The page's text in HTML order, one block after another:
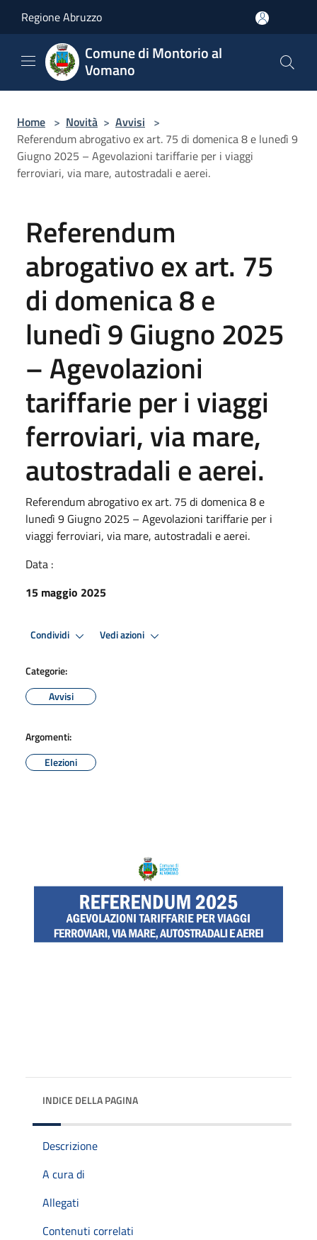
Regione Abruzzo
Comune di Montorio al
Vomano
Home > Novità > Avvisi >
Referendum abrogativo ex art. 75 di domenica 8 e lunedì 9
Giugno 2025 – Agevolazioni tariffarie per i viaggi
ferroviari, via mare, autostradali e aerei.
Referendum
abrogativo ex art. 75
di domenica 8 e
lunedì 9 Giugno 2025
– Agevolazioni
tariffarie per i viaggi
ferroviari, via mare,
autostradali e aerei.
Referendum abrogativo ex art. 75 di domenica 8 e
lunedì 9 Giugno 2025 – Agevolazioni tariffarie per i
viaggi ferroviari, via mare, autostradali e aerei.
Data :
15 maggio 2025
Condividi Vedi azioni
Categorie:
Avvisi
Argomenti:
Elezioni
INDICE DELLA PAGINA
Descrizione
A cura di
Allegati
Contenuti correlati